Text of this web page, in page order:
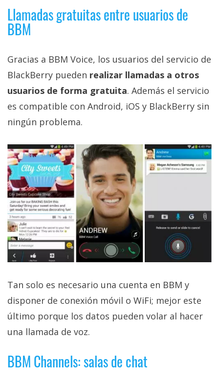
Sorteos
Contacto
/
nosotros
/
/
Cambiar
opciones
de
privacidad
/
Aviso
Legal
El medio de
digital donde
encontrarás
todas las
tecnología,
móviles,
ordenadores,
informática,
videojuegos,
Llamadas gratuitas entre usuarios de
BBM
Gracias a BBM Voice, los usuarios del servicio de
BlackBerry pueden realizar llamadas a otros
usuarios de forma gratuita. Además el servicio
es compatible con Android, iOS y BlackBerry sin
ningún problema.
Tan solo es necesario una cuenta en BBM y
disponer de conexión móvil o WiFi; mejor este
último porque los datos pueden volar al hacer
una llamada de voz.
BBM Channels: salas de chat